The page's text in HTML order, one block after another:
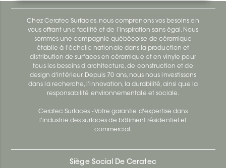
Chez Ceratec Surfaces, nous comprenons vos besoins en
vous offrant une facilité et de l’inspiration sans égal. Nous
sommes une compagnie québécoise de céramique
établie à l'échelle nationale dans la production et
distribution de surfaces en céramique et en vinyle pour
tous les besoins d'architecture, de construction et de
design d'intérieur. Depuis 70 ans, nous nous investissons
dans la recherche, l’innovation, la durabilité, ainsi que la
responsabilité environnementale et sociale.
Ceratec Surfaces - Votre garantie d'expertise dans
l’industrie des surfaces de bâtiment résidentiel et
commercial.
Siège Social De Ceratec